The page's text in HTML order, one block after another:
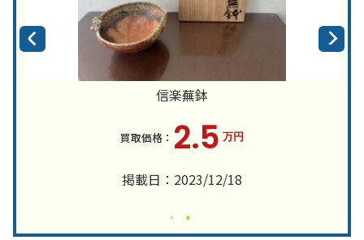
信楽蕪鉢
2.5 万円
掲載日：2023/12/18